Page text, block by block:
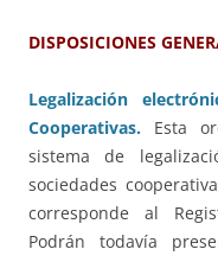
DISPOSICIONES
Legalización
Cooperativas. Esta
sistema de
sociedades
corresponde al
Podrán todavía